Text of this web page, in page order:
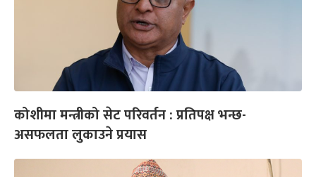
कोशीमा मन्त्रीको सेट परिवर्तन : प्रतिपक्ष भन्छ-
असफलता लुकाउने प्रयास